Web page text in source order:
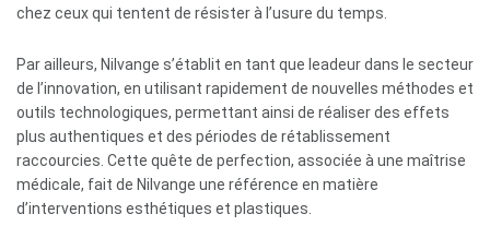
chez ceux qui tentent de résister à l’usure du temps.
Par ailleurs, Nilvange s’établit en tant que leadeur dans le secteur
de l’innovation, en utilisant rapidement de nouvelles méthodes et
outils technologiques, permettant ainsi de réaliser des effets
plus authentiques et des périodes de rétablissement
raccourcies. Cette quête de perfection, associée à une maîtrise
médicale, fait de Nilvange une référence en matière
d’interventions esthétiques et plastiques.